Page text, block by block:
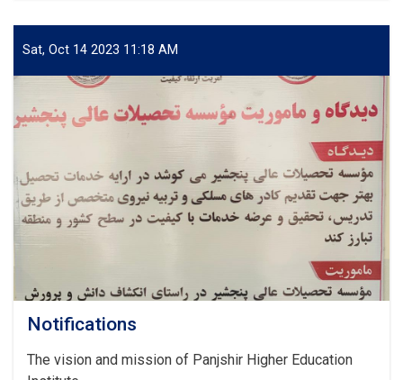
رهبری
مؤسسهٔ
عالی
پنجشیر
برگزار
Sat, Oct 14 2023 11:18 AM
Notifications
The vision and mission of Panjshir Higher Education